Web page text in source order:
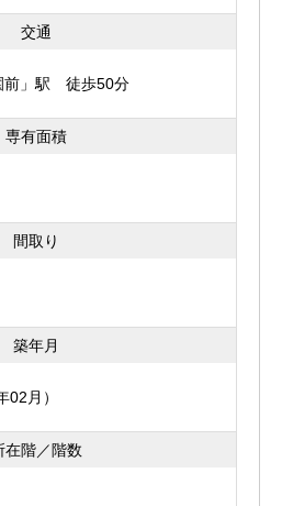
まっている場合があります。
たら、お早めにお問合せくださ
ある場合は、現況優先とさせて
安心して暮らせます。
せくださいませ。
るよう心がけておりますが、
交通
前」駅 徒歩50分
専有面積
間取り
築年月
月）
在階／階数